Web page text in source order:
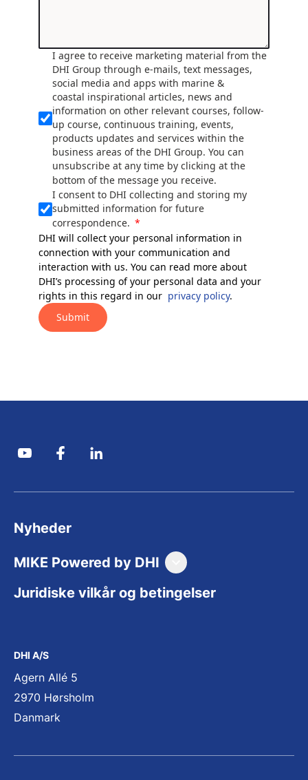
I agree to receive marketing material from the
DHI Group through e-mails, text messages,
social media and apps with marine &
coastal inspirational articles, news and
information on other relevant courses, follow-
up course, continuous training, events,
products updates and services within the
business areas of the DHI Group. You can
unsubscribe at any time by clicking at the
bottom of the message you receive.
I consent to DHI collecting and storing my
submitted information for future
correspondence.
DHI will collect your personal information in
connection with your communication and
interaction with us. You can read more about
DHI’s processing of your personal data and your
rights in this regard in our privacy policy.
Submit
Nyheder
MIKE Powered by DHI
Forside (På Engelsk)
Priser (på Engelsk)
Træning (på Engelsk)
Juridiske vilkår og betingelser
DHI A/S
Agern Allé 5
2970 Hørsholm
Danmark